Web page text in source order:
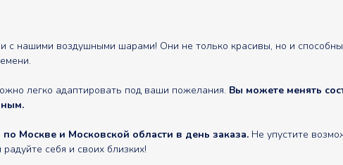
нашими воздушными шарами! Они не только красивы, но и
легко адаптировать под ваши пожелания. Вы можете менять
Москве и Московской области в день заказа. Не упустите
себя и своих близких!